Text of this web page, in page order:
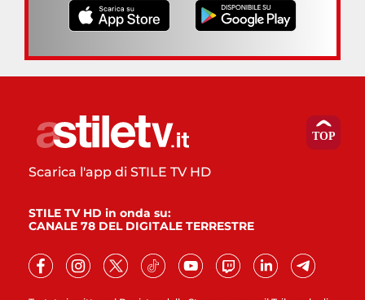
Scarica l'app di STILE TV HD
STILE TV HD in onda su:
CANALE 78 DEL DIGITALE TERRESTRE